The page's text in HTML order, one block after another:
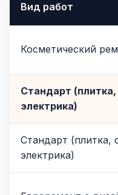
Вид работ
Косметический
Стандарт
электрика)
Стандарт (плитка,
электрика)